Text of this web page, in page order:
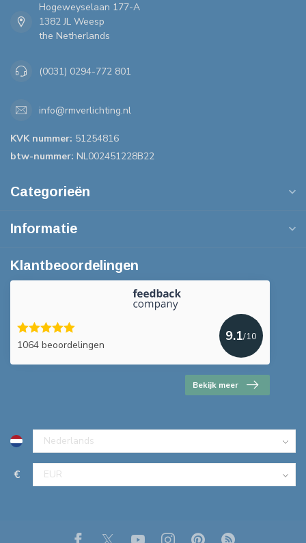
Hogeweyselaan 177-A
1382 JL Weesp
the Netherlands
(0031) 0294-772 801
info@rmverlichting.nl
KVK nummer: 51254816
btw-nummer: NL002451228B22
Categorieën
Informatie
Klantbeoordelingen
1064 beoordelingen
9.1/10
Bekijk meer
€